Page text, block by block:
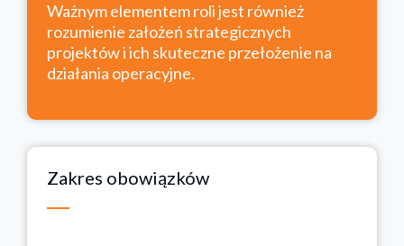
Ważnym elementem roli jest również
rozumienie założeń strategicznych
projektów i ich skuteczne przełożenie na
działania operacyjne.
Zakres obowiązków